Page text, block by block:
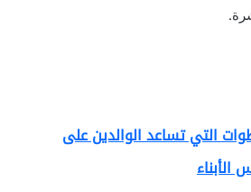
التي تساعد الوالدين على